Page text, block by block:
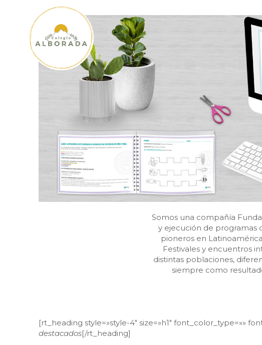
Somos una compañía
y ejecución de programas
pioneros en
Festivales y encuentros
distintas poblaciones,
siempre como
[rt_heading style=»style-4″ size=»h1″ font_color_type=»»
destacados[/rt_heading]